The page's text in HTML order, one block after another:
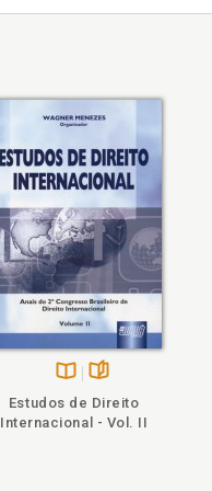
na
Estudos de Direito
Internacional - Vol. II